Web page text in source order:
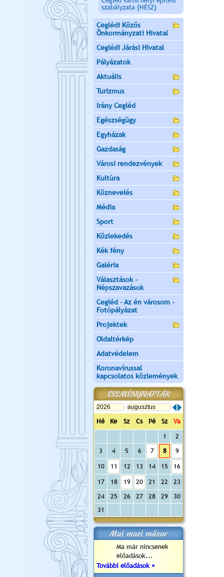
szabályzata (HÉSZ)
Ceglédi Közös
Önkormányzati Hivatal
Ceglédi Járási Hivatal
Pályázatok
Aktuális
Turizmus
Irány Cegléd
Egészségügy
Egyházak
Gazdaság
Városi rendezvények
Kultúra
Köznevelés
Média
Sport
Közlekedés
Kék fény
Galéria
Választások -
Népszavazások
Cegléd - Az én városom -
Fotópályázat
Projektek
Oldaltérkép
Adatvédelem
Koronavírussal
kapcsolatos közlemények
ESEMÉNYNAPTÁR
Hé Ke Sz Cs Pé Sz
Va
1
2
3
4 5 6 7 8 9
10 11 12 13 14 15 16
17 18 19 20 21 22
23
24
25 26 27 28 29
30
31
Mai mozi műsor
Ma már nincsenek
előadások...
További előadások »